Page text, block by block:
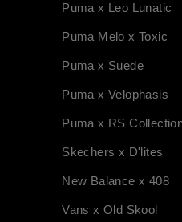
Puma x Leo Lunatic
Puma Melo x Toxic
Puma x Suede
Puma x Velophasis
Puma x RS
Skechers x D'lites
New Balance x 408
Vans x Old Skool